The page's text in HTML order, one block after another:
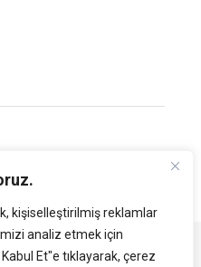
kişiselleştirilmiş reklamlar
analiz etmek için
Et"e tıklayarak, çerez
| 2026